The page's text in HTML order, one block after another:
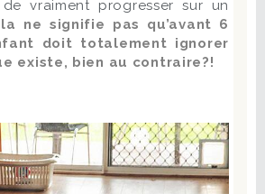
vraiment progresser sur un
ne signifie pas qu’avant 6
doit totalement ignorer
existe, bien au contraire?!